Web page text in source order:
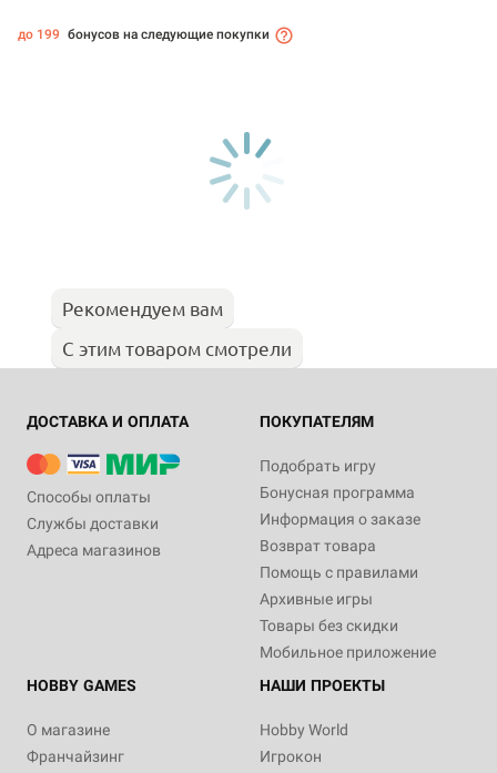
до 199 бонусов на следующие покупки
Рекомендуем вам
С этим товаром смотрели
ДОСТАВКА И ОПЛАТА
Способы оплаты
Службы доставки
Адреса магазинов
ПОКУПАТЕЛЯМ
Подобрать игру
Бонусная программа
Информация о заказе
Возврат товара
Помощь с правилами
Архивные игры
Товары без скидки
Мобильное приложение
HOBBY GAMES
О магазине
Франчайзинг
НАШИ ПРОЕКТЫ
Hobby World
Игрокон